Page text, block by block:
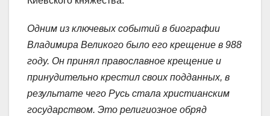
Одним из ключевых событий в биографии
Владимира Великого было его крещение в 988
году. Он принял православное крещение и
принудительно крестил своих подданных, в
результате чего Русь стала христианским
государством. Это религиозное обряд